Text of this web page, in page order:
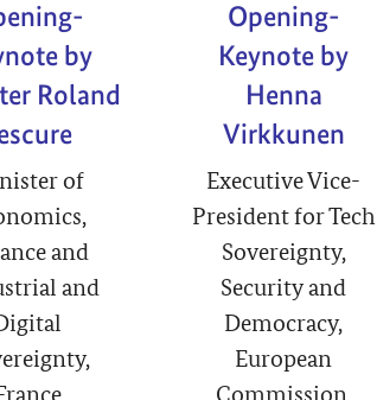
by
Roland
of
and
and
Opening-
Keynote by
Henna
Virkkunen
Executive Vice-
President for Tech
Sovereignty,
Security and
Democracy,
European
Commission,